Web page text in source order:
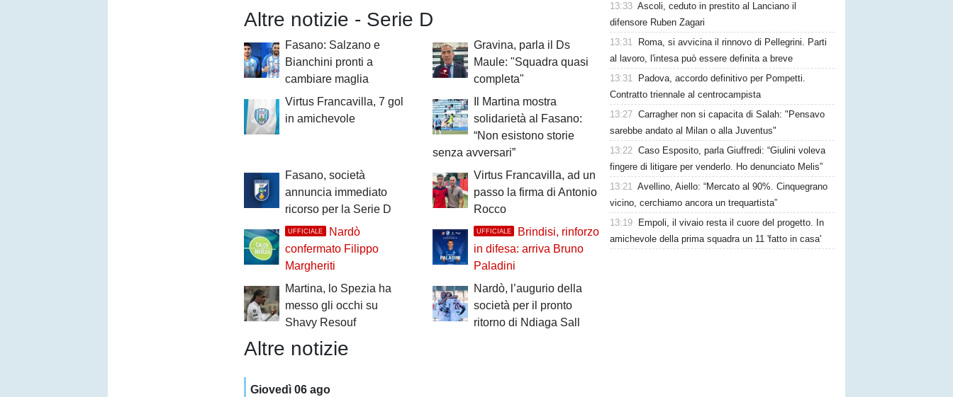
Altre notizie - Serie D
Fasano: Salzano e
Bianchini pronti a
cambiare maglia
Gravina, parla il Ds
Maule: "Squadra quasi
completa"
Virtus Francavilla, 7 gol
in amichevole
Il Martina mostra
solidarietà al Fasano:
“Non esistono storie
senza avversari”
Fasano, società
annuncia immediato
ricorso per la Serie D
Virtus Francavilla, ad un
passo la firma di Antonio
Rocco
UFFICIALE
Nardò
confermato Filippo
Margheriti
UFFICIALE
Brindisi, rinforzo
in difesa: arriva Bruno
Paladini
Martina, lo Spezia ha
messo gli occhi su
Shavy Resouf
Nardò, l’augurio della
società per il pronto
ritorno di Ndiaga Sall
Altre notizie
Giovedì 06 ago
13:33 Ascoli, ceduto in prestito al Lanciano il
difensore Ruben Zagari
13:31
Roma, si avvicina il rinnovo di Pellegrini. Parti
al lavoro, l'intesa può essere definita a breve
13:31
Padova, accordo definitivo per Pompetti.
Contratto triennale al centrocampista
13:27 Carragher non si capacita di Salah: "Pensavo
sarebbe andato al Milan o alla Juventus"
13:22 Caso Esposito, parla Giuffredi: “Giulini voleva
fingere di litigare per venderlo. Ho denunciato Melis”
13:21 Avellino, Aiello: “Mercato al 90%. Cinquegrano
vicino, cerchiamo ancora un trequartista”
13:19
Empoli, il vivaio resta il cuore del progetto. In
amichevole della prima squadra un 11 'fatto in casa'